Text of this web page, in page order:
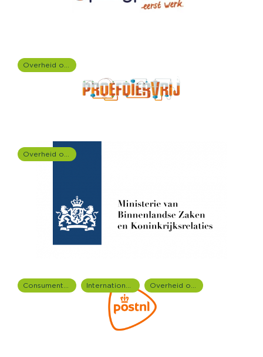
Overheid onderzoek
Overheid onderzoek
Consumentenonderzoek Internationale onderzoeken Overheid onderzoek